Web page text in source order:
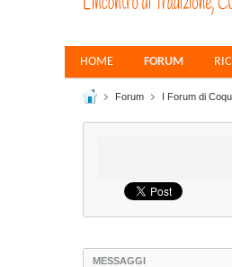
HOME FORUM
Forum I Forum di
MESSAGGI